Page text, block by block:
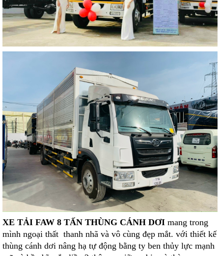
XE TẢI FAW 8 TẤN THÙNG CÁNH DƠI mang trong
mình ngoại thất thanh nhã và vô cùng đẹp mắt. với thiết kế
thùng cánh dơi nâng hạ tự động bằng ty ben thủy lực mạnh